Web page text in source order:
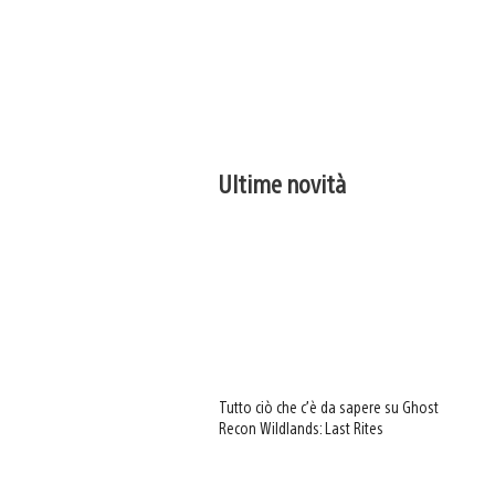
Ultime novità
Tutto ciò che c’è da sapere su Ghost
Recon Wildlands: Last Rites